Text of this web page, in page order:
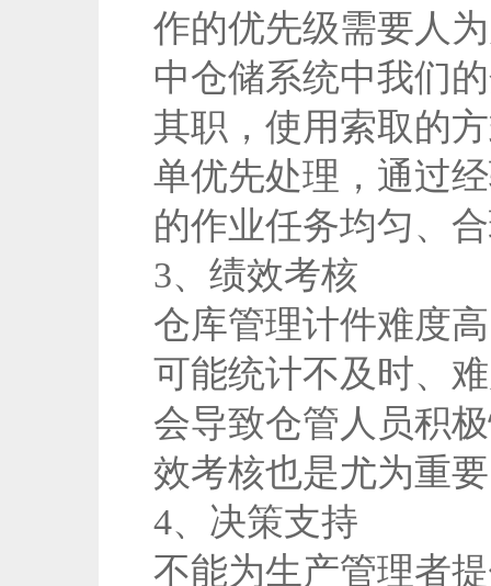
作的优先级需要人
中仓储系统中我们
其职，使用索取的
单优先处理，通过
的作业任务均匀、
3、绩效考核
仓库管理计件难度
可能统计不及时、
会导致仓管人员积
效考核也是尤为重
4、决策支持
不能为生产管理者